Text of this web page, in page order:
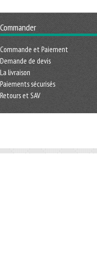
Commander
Commande et Paiement
Demande de devis
La livraison
Paiements sécurisés
Retours et SAV